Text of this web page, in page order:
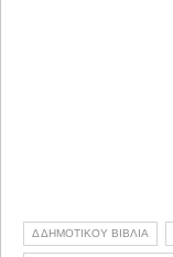
Δ ΔΗΜΟΤΙΚΟΥ ΒΙΒΛΙΑ